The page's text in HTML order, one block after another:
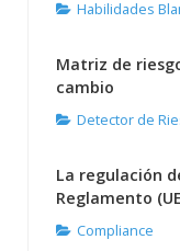
Habilidades
Matriz de
cambio
Detector de
La regulación
Reglamento
Compliance